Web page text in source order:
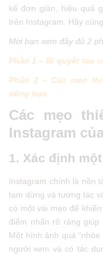
kế đơn giản, hiệu quả
trên Instagram. Hãy
Mời bạn xem đầy đủ 2
Phần 1 – Bí quyết tạo
Phần 2 – Các mẹo
riêng bạn
Các mẹo
Instagram
1. Xác định
Instagram chính là nền
tạm dừng và tương tác
có một vài mẹo để
điểm nhấn rõ ràng giúp
Một hình ảnh quá
người xem và có tác